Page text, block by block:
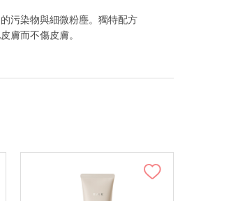
污染物與細微粉塵。獨特配方
膚而不傷皮膚。